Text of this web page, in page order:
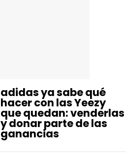
adidas ya sabe qué
hacer con las Yeezy
que quedan: venderlas
y donar parte de las
ganancias